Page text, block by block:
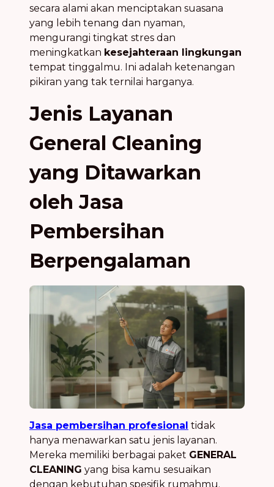
secara alami akan menciptakan suasana
yang lebih tenang dan nyaman,
mengurangi tingkat stres dan
meningkatkan kesejahteraan lingkungan
tempat tinggalmu. Ini adalah ketenangan
pikiran yang tak ternilai harganya.
Jenis Layanan
General Cleaning
yang Ditawarkan
oleh Jasa
Pembersihan
Berpengalaman
Jasa pembersihan profesional tidak
hanya menawarkan satu jenis layanan.
Mereka memiliki berbagai paket GENERAL
CLEANING yang bisa kamu sesuaikan
dengan kebutuhan spesifik rumahmu.